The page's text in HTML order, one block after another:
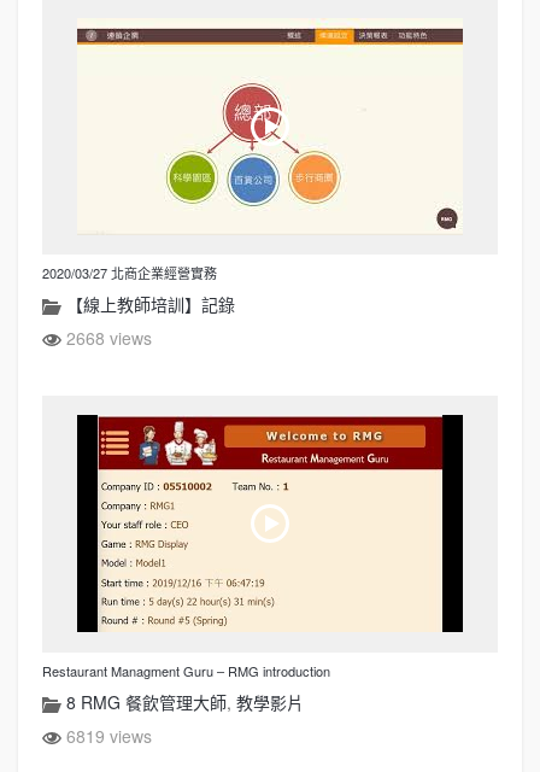
2020/03/27 北商企業經營實務
【線上教師培訓】記錄
2668 views
Restaurant Managment Guru – RMG introduction
8 RMG 餐飲管理大師, 教學影片
6819 views